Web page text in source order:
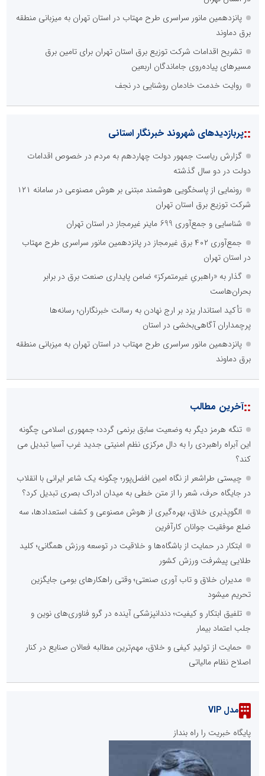
پانزدهمین مانور سراسری طرح مهتاب در استان تهران به میزبانی منطقه
برق دماوند
تشریح اقدامات شرکت توزیع برق استان تهران برای تامین برق
مسیرهای پیاده‌روی جاماندگان اربعین
روایت خدمت خادمان روشنایی در نجف
::پربازدیدهای شهروند خبرنگار استانی
گزارش ریاست جمهور دولت چهاردهم به مردم در خصوص اقدامات
دولت در دو سال گذشته
رونمایی از پاسخگویی هوشمند مبتنی بر هوش مصنوعی در سامانه ۱۲۱
شرکت توزیع برق استان تهران
شناسایی و جمع‌آوری 699 ماینر غیرمجاز در استان تهران
جمع‌آوری ۴۰۲ برق غیرمجاز در پانزدهمین مانور سراسری طرح مهتاب
در استان تهران
گذار به «راهبریِ غیرمتمرکز» ضامن پایداری صنعت برق در برابر
بحران‌هاست
تأکید استاندار یزد بر ارج نهادن به رسالت خبرنگاران؛ رسانه‌ها
پرچمداران آگاهی‌بخشی در استان
پانزدهمین مانور سراسری طرح مهتاب در استان تهران به میزبانی منطقه
برق دماوند
::آخرین مطالب
تنگه هرمز دیگر به وضعیت سابق برنمی گردد؛ جمهوری اسلامی چگونه
این آبراه راهبردی را به دال مرکزی نظم امنیتی جدید غرب آسیا تبدیل می
کند؟
چیستی طراشعر از نگاه امین افضل‌پور؛ چگونه یک شاعر ایرانی با انقلاب
در جایگاه حرف، شعر را از متن خطی به میدان ادراک بصری تبدیل کرد؟
الگوپذیری خلاق، بهره‌گیری از هوش مصنوعی و کشف استعدادها، سه
ضلع موفقیت جوانان کارآفرین
ابتکار در حمایت از باشگاه‌ها و خلاقیت در توسعه ورزش همگانی؛ کلید
طلایی پیشرفت ورزش کشور
مدیران خلاق و تاب آوری صنعتی؛ وقتی راهکارهای بومی جایگزین
تحریم میشود
تلفیق ابتکار و کیفیت؛ دندانپزشکی آینده در گرو فناوری‌های نوین و
جلب اعتماد بیمار
حمایت از تولیدِ کیفی و خلاق، مهم‌ترین مطالبه فعالان صنایع در کنار
اصلاح نظام مالیاتی
مدل VIP
پایگاه خبریت را راه بنداز